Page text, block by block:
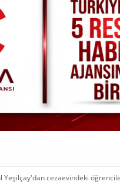
Yeşilçay'dan cezaevindeki